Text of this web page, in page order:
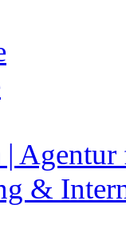
| Agentur
&